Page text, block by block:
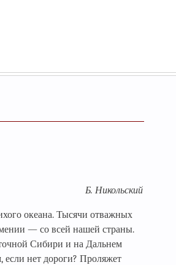
Б. Никольский
океана. Тысячи отважных
— со всей нашей страны.
Сибири и на Дальнем
если нет дороги? Проляжет